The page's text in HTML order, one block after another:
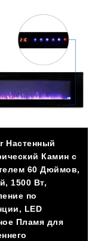
Настенный
Камин с
60 Дюймов,
1500 Вт,
по
LED
Пламя для